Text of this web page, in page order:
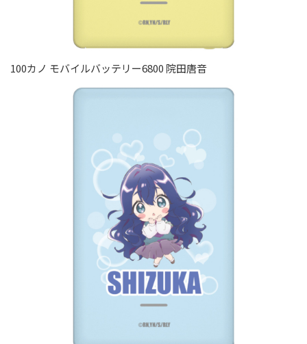
100カノ モバイルバッテリー6800 院田唐音